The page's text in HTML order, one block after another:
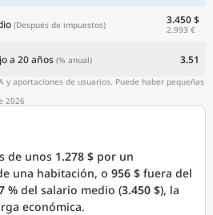
(Después de impuestos) 3.450 $
2.993 €
a 20 años (% anual) 3.51
y aportaciones de usuarios. Puede haber pequeñas
2026
de unos 1.278 $ por un
una habitación, o 956 $ fuera del
% del salario medio (3.450 $), la
económica.